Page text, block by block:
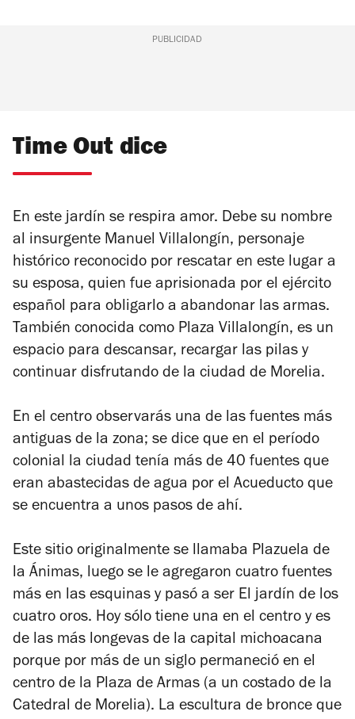
PUBLICIDAD
Time Out dice
En este jardín se respira amor. Debe su nombre
al insurgente Manuel Villalongín, personaje
histórico reconocido por rescatar en este lugar a
su esposa, quien fue aprisionada por el ejército
español para obligarlo a abandonar las armas.
También conocida como Plaza Villalongín, es un
espacio para descansar, recargar las pilas y
continuar disfrutando de la ciudad de Morelia.
En el centro observarás una de las fuentes más
antiguas de la zona; se dice que en el período
colonial la ciudad tenía más de 40 fuentes que
eran abastecidas de agua por el Acueducto que
se encuentra a unos pasos de ahí.
Este sitio originalmente se llamaba Plazuela de
la Ánimas, luego se le agregaron cuatro fuentes
más en las esquinas y pasó a ser El jardín de los
cuatro oros. Hoy sólo tiene una en el centro y es
de las más longevas de la capital michoacana
porque por más de un siglo permaneció en el
centro de la Plaza de Armas (a un costado de la
Catedral de Morelia). La escultura de bronce que